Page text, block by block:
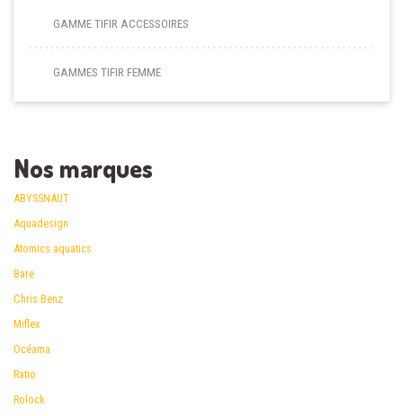
GAMME TIFIR ACCESSOIRES
GAMMES TIFIR FEMME
Nos marques
ABYSSNAUT
Aquadesign
Atomics aquatics
Bare
Chris Benz
Miflex
Océama
Ratio
Rolock